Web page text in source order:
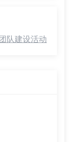
队建设活动